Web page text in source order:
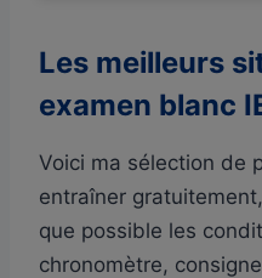
Les meilleurs
examen blanc
Voici ma sélection de
entraîner
que possible les
chronomètre,